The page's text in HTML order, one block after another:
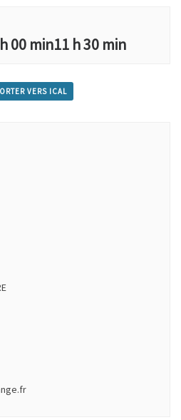
00 min11 h 30 min
VERS ICAL